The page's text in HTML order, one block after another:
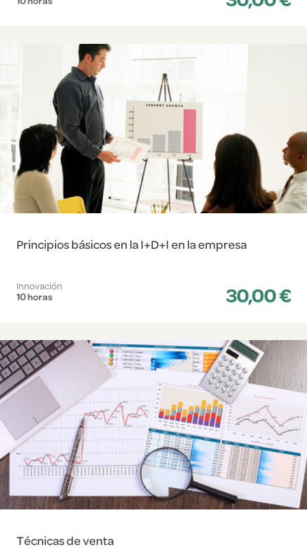
Principios básicos en la I+D+I en la empresa
Innovación
10 horas
30,00 €
Técnicas de venta